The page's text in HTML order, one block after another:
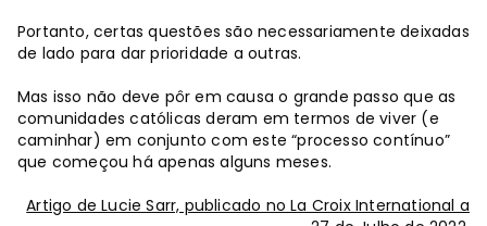
Portanto, certas questões são necessariamente deixadas
de lado para dar prioridade a outras.
Mas isso não deve pôr em causa o grande passo que as
comunidades católicas deram em termos de viver (e
caminhar) em conjunto com este “processo contínuo”
que começou há apenas alguns meses.
Artigo de Lucie Sarr, publicado no La Croix International a